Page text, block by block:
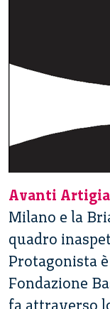
Avanti
Milano e la
quadro
Protagonista
Fondazione
fa attraverso